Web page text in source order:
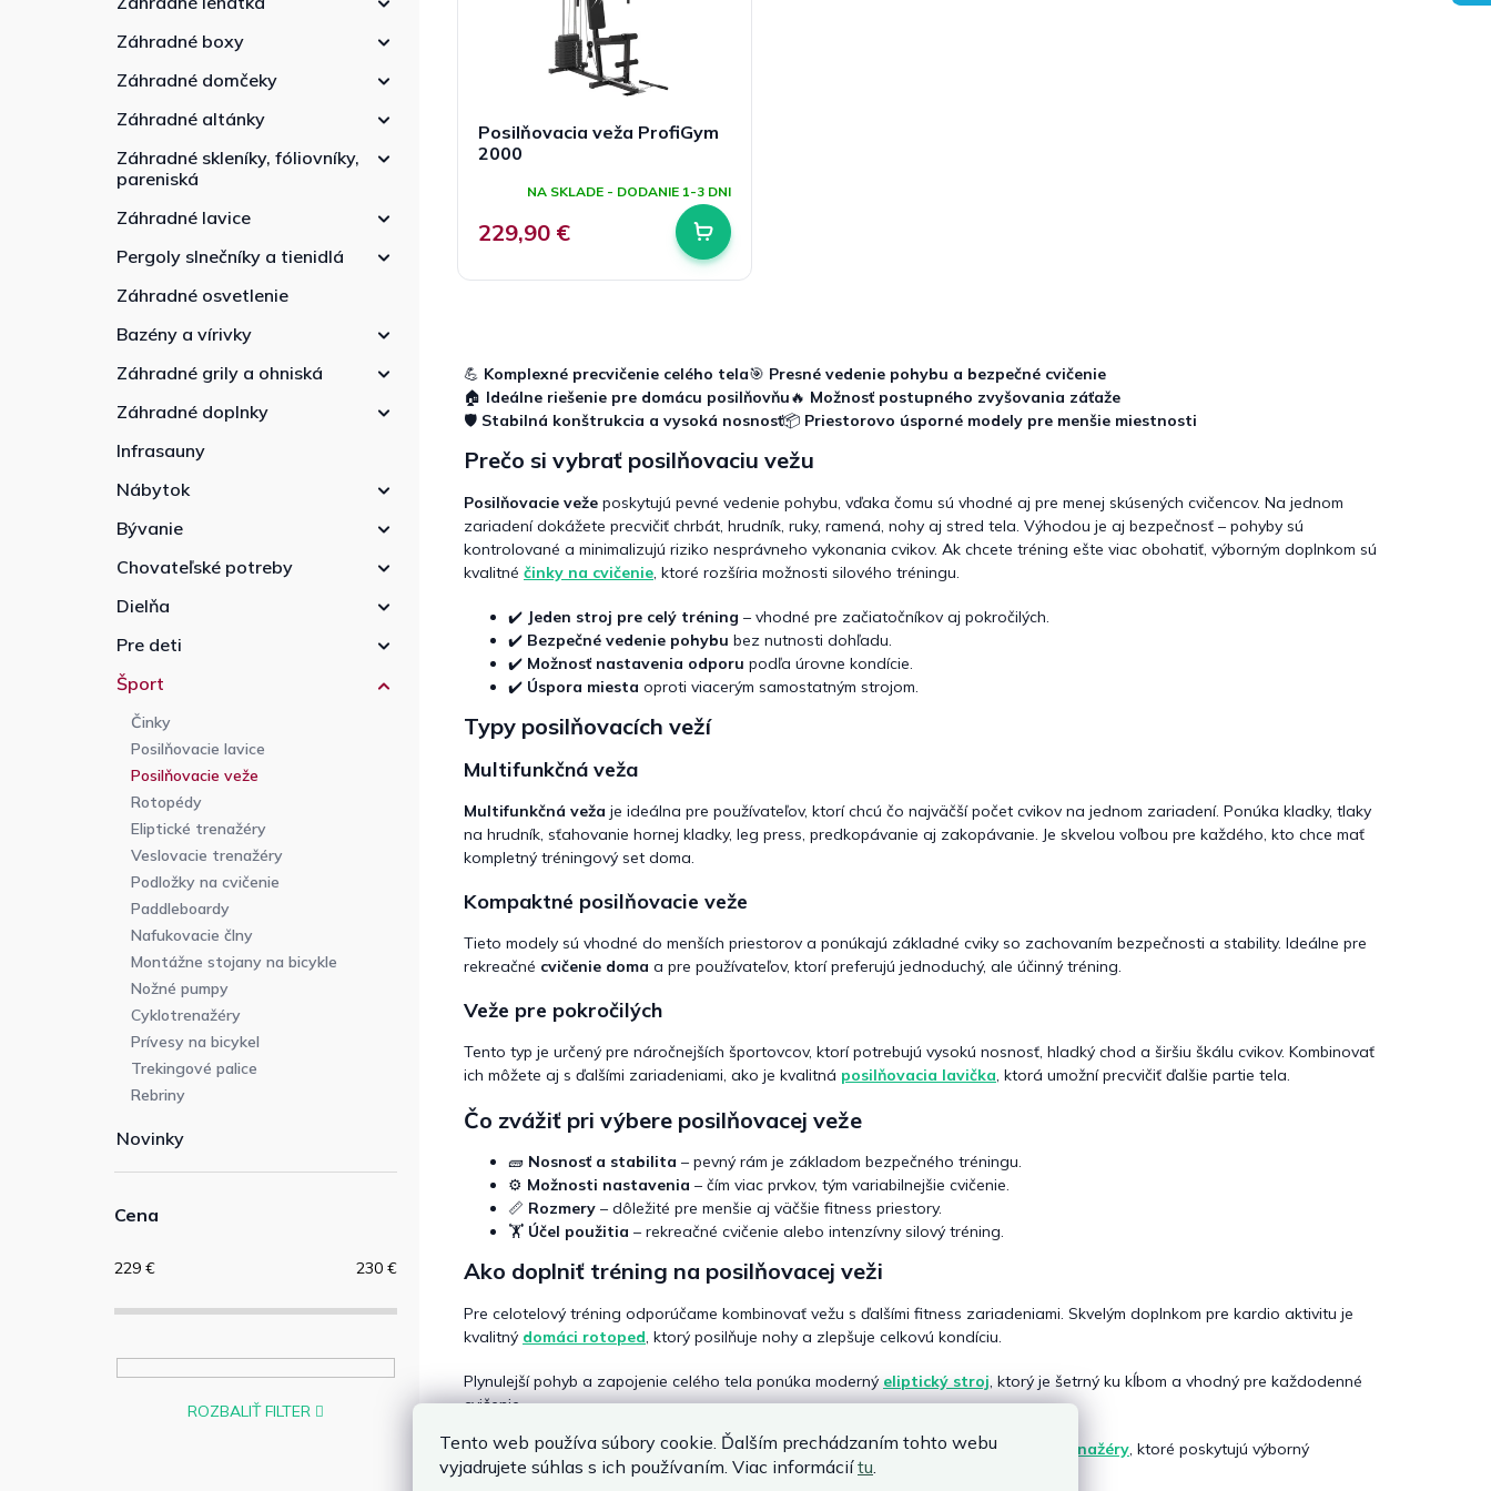
Tento web používa súbory cookie. Ďalším prechádzaním tohto webu
vyjadrujete súhlas s ich používaním. Viac informáciítu
Záhradné boxy
Záhradné domčeky
Záhradné altánky
Záhradné skleníky, fóliovníky,
pareniská
Záhradné lavice
Pergoly slnečníky a tienidlá
Záhradné osvetlenie
Bazény a vírivky
Záhradné grily a ohniská
Záhradné doplnky
Infrasauny
Nábytok
Bývanie
Chovateľské potreby
Dielňa
Pre deti
Šport
Činky
Posilňovacie lavice
Posilňovacie veže
Rotopédy
Eliptické trenažéry
Veslovacie trenažéry
Podložky na cvičenie
Paddleboardy
Nafukovacie člny
Montážne stojany na bicykle
Nožné pumpy
Cyklotrenažéry
Prívesy na bicykel
Trekingové palice
Rebriny
Novinky
Cena
229 € 230 €
ROZBALIŤ FILTER
Posilňovacia veža ProfiGym
2000
NA SKLADE - DODANIE 1-3 DNI
229,90 €
l
á
d
a
p
r
v
k
v
💪 Komplexné precvičenie celého tela🎯 Presné vedenie pohybu a bezpečné cvičenie
🏠 Ideálne riešenie pre domácu posilňovňu🔥 Možnosť postupného zvyšovania záťaže
🛡️ Stabilná konštrukcia a vysoká nosnosť📦 Priestorovo úsporné modely pre menšie miestnosti
Prečo si vybrať posilňovaciu vežu
Posilňovacie veže poskytujú pevné vedenie pohybu, vďaka čomu sú vhodné aj pre menej skúsených cvičencov. Na jednom
zariadení dokážete precvičiť chrbát, hrudník, ruky, ramená, nohy aj stred tela. Výhodou je aj bezpečnosť – pohyby sú
kontrolované a minimalizujú riziko nesprávneho vykonania cvikov. Ak chcete tréning ešte viac obohatiť, výborným doplnkom sú
kvalitné činky na cvičenie, ktoré rozšíria možnosti silového tréningu.
✔️ Jeden stroj pre celý tréning – vhodné pre začiatočníkov aj pokročilých.
✔️ Bezpečné vedenie pohybu bez nutnosti dohľadu.
✔️ Možnosť nastavenia odporu podľa úrovne kondície.
✔️ Úspora miesta oproti viacerým samostatným strojom.
Typy posilňovacích veží
Multifunkčná veža
Multifunkčná veža je ideálna pre používateľov, ktorí chcú čo najväčší počet cvikov na jednom zariadení. Ponúka kladky, tlaky
na hrudník, sťahovanie hornej kladky, leg press, predkopávanie aj zakopávanie. Je skvelou voľbou pre každého, kto chce mať
kompletný tréningový set doma.
Kompaktné posilňovacie veže
Tieto modely sú vhodné do menších priestorov a ponúkajú základné cviky so zachovaním bezpečnosti a stability. Ideálne pre
rekreačné cvičenie doma a pre používateľov, ktorí preferujú jednoduchý, ale účinný tréning.
Veže pre pokročilých
Tento typ je určený pre náročnejších športovcov, ktorí potrebujú vysokú nosnosť, hladký chod a širšiu škálu cvikov. Kombinovať
ich môžete aj s ďalšími zariadeniami, ako je kvalitná posilňovacia lavička, ktorá umožní precvičiť ďalšie partie tela.
Čo zvážiť pri výbere posilňovacej veže
🧱 Nosnosť a stabilita – pevný rám je základom bezpečného tréningu.
⚙️ Možnosti nastavenia – čím viac prvkov, tým variabilnejšie cvičenie.
📏 Rozmery – dôležité pre menšie aj väčšie fitness priestory.
🏋️ Účel použitia – rekreačné cvičenie alebo intenzívny silový tréning.
Ako doplniť tréning na posilňovacej veži
Pre celotelový tréning odporúčame kombinovať vežu s ďalšími fitness zariadeniami. Skvelým doplnkom pre kardio aktivitu je
kvalitný domáci rotoped, ktorý posilňuje nohy a zlepšuje celkovú kondíciu.
Plynulejší pohyb a zapojenie celého tela ponúka moderný eliptický stroj, ktorý je šetrný ku kĺbom a vhodný pre každodenné
cvičenie.
Pre posilnenie chrbta, rúk a stredu tela môžete zaradiť do tréningu ajveslovacie trenažéry, ktoré poskytujú výborný
komplexný pohyb.